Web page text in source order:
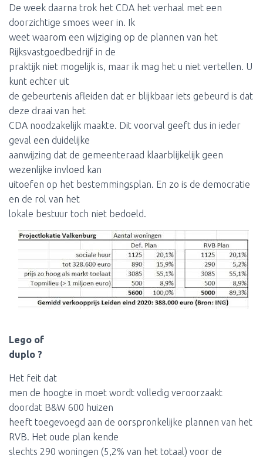
De week daarna trok het CDA het verhaal met een
doorzichtige smoes weer in. Ik
weet waarom een wijziging op de plannen van het
Rijksvastgoedbedrijf in de
praktijk niet mogelijk is, maar ik mag het u niet vertellen. U
kunt echter uit
de gebeurtenis afleiden dat er blijkbaar iets gebeurd is dat
deze draai van het
CDA noodzakelijk maakte. Dit voorval geeft dus in ieder
geval een duidelijke
aanwijzing dat de gemeenteraad klaarblijkelijk geen
wezenlijke invloed kan
uitoefen op het bestemmingsplan. En zo is de democratie
en de rol van het
lokale bestuur toch niet bedoeld.
Lego of
duplo ?
Het feit dat
men de hoogte in moet wordt volledig veroorzaakt
doordat B&W 600 huizen
heeft toegevoegd aan de oorspronkelijke plannen van het
RVB. Het oude plan kende
slechts 290 woningen (5,2% van het totaal) voor de